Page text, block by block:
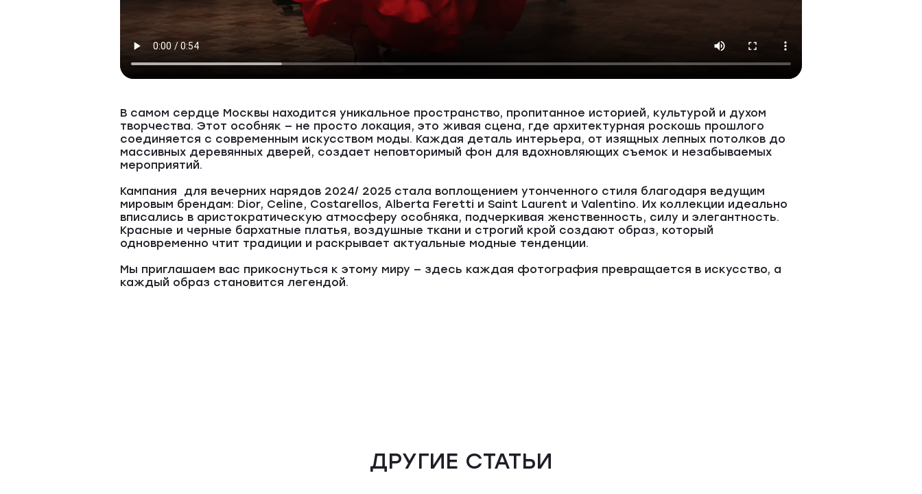
В самом сердце Москвы находится уникальное пространство, пропитанное историей, культурой и духом
творчества. Этот особняк — не просто локация, это живая сцена, где архитектурная роскошь прошлого
соединяется с современным искусством моды. Каждая деталь интерьера, от изящных лепных потолков до
массивных деревянных дверей, создает неповторимый фон для вдохновляющих съемок и незабываемых
мероприятий.
Кампания для вечерних нарядов 2024/ 2025 стала воплощением утонченного стиля благодаря ведущим
мировым брендам: Dior, Celine, Costarellos, Alberta Feretti и Saint Laurent и Valentino. Их коллекции идеально
вписались в аристократическую атмосферу особняка, подчеркивая женственность, силу и элегантность.
Красные и черные бархатные платья, воздушные ткани и строгий крой создают образ, который
одновременно чтит традиции и раскрывает актуальные модные тенденции.
Мы приглашаем вас прикоснуться к этому миру — здесь каждая фотография превращается в искусство, а
каждый образ становится легендой.
ДРУГИЕ СТАТЬИ